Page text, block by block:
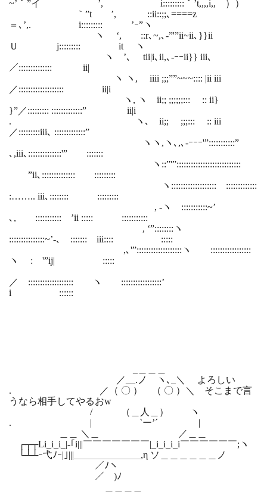
~’｀”イ ’, i:::::::::｀’t,,,,i,, ））
｀”t ’, ::ii::;;､====z
＝､’,. i::::::::: ’ｰ”ヽ
ヽ ‘, ::r､~,､-”'”ii~ii､}}ii
Ｕ j::::::::: it ヽ
ヽ ’､ tii|i､ii,､-ｰｰii}} iii､
／:::::::::::::: ii|
ヽ ヽ, iiii ;;;””~~~:::: |ii iii
／::::::::::::::::::: ii|i
ヽ, ヽ ii;; ;;;;;;::: :: ii}
}”／::::::::: :::::::::::::” ii|i
. ヽ､ ii;; ;;;::: :: iii
／:::::::::iii､ :::::::::::::”
ヽヽ,ヽ､,､-ｰｰｰ'”:::::::::::”
､,iii､::::::::::::::'” :::::::
ヽ::”'”:::::::::::::::::::::::::::
”ii､:::::::::::::: :::::::::
ヽ::::::::::::::::::: :::::::::::::
:…….. iii､:::::::: :::::::::
, -ヽ :::::::::::~’
､, ::::::::::: ’ii ::::: :::::::::::
, ‘”::::::::ヽ
:::::::::::::::~’-､ ::::::: iii:::: :::::
,､'”:::::::::::::::::::ヽ :::::::::::::::::
ヽ : '”ij| :::::
／ ::::::::::::::::::: ヽ :::::::::::::::::’
i ::::::
／__.ノ ヽ､_＼ よろしい
. ／（ 〇 ） （ 〇 ）＼ そこまで言
うなら相手してやるおw
/ （＿人＿） ヽ
. | `ー’´ |
＿＿ ＼＿ ／＿＿
┌┬┬Li_i_i_|-｢i|||￣￣￣￣￣￣￣|_i_i_i_i￣￣￣￣￣￣;ヽ
└┴┴ｰ弋ﾉｰ|｣|||＿＿＿＿＿＿＿,η ソ＿＿＿＿＿＿ノ
／ﾉヽ ￣
／ )ﾉ